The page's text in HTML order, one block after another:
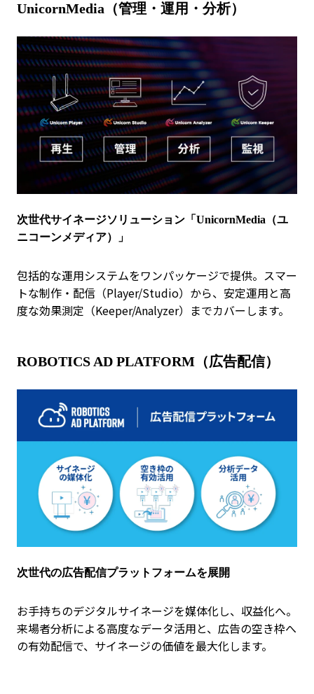
UnicornMedia（管理・運用・分析）
次世代サイネージソリューション「UnicornMedia（ユ
ニコーンメディア）」
包括的な運用システムをワンパッケージで提供。スマー
トな制作・配信（Player/Studio）から、安定運用と高
度な効果測定（Keeper/Analyzer）までカバーします。
ROBOTICS AD PLATFORM（広告配信）
次世代の広告配信プラットフォームを展開
お手持ちのデジタルサイネージを媒体化し、収益化へ。
来場者分析による高度なデータ活用と、広告の空き枠へ
の有効配信で、サイネージの価値を最大化します。